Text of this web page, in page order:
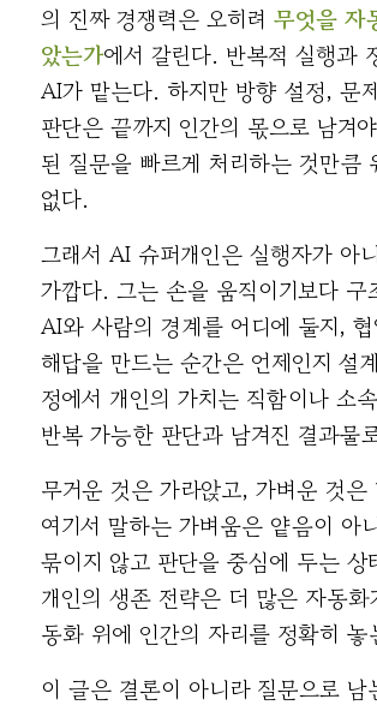
의 진짜 경쟁력은 오히려 무엇을 자
았는가에서 갈린다. 반복적 실행과
AI가 맡는다. 하지만 방향 설정, 문
판단은 끝까지 인간의 몫으로 남겨
된 질문을 빠르게 처리하는 것만큼
없다.
그래서 AI 슈퍼개인은 실행자가 아
가깝다. 그는 손을 움직이기보다 구
AI와 사람의 경계를 어디에 둘지,
해답을 만드는 순간은 언제인지 설
정에서 개인의 가치는 직함이나 소
반복 가능한 판단과 남겨진 결과물
무거운 것은 가라앉고, 가벼운 것은
여기서 말하는 가벼움은 얕음이 아
묶이지 않고 판단을 중심에 두는 상
개인의 생존 전략은 더 많은 자동
동화 위에 인간의 자리를 정확히 놓
이 글은 결론이 아니라 질문으로 남